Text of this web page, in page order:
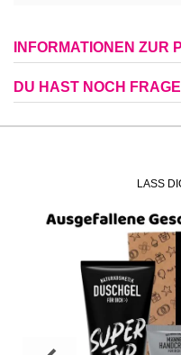
INFORMATIONEN ZUR
DU HAST NOCH
LASS